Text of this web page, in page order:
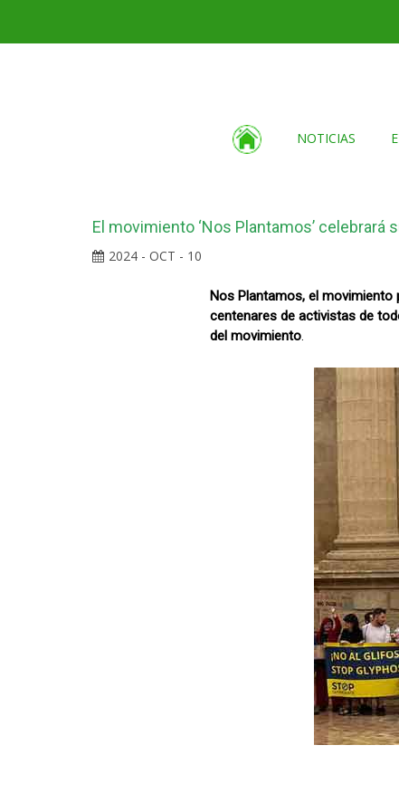
NOTICIAS
El movimiento ‘Nos Plantamos’ celebrará
2024 - OCT - 10
Nos Plantamos, el
centenares de activistas de
del movimiento.